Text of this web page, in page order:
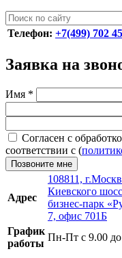
Телефон: +7(499) 702
Заявка на
Имя *
Согласен с
соответствии с (
Позвоните мне
Адрес
108811,
Киевского
бизнес-парк
7, офис 701Б
График
работы
Пн-Пт с 9.00